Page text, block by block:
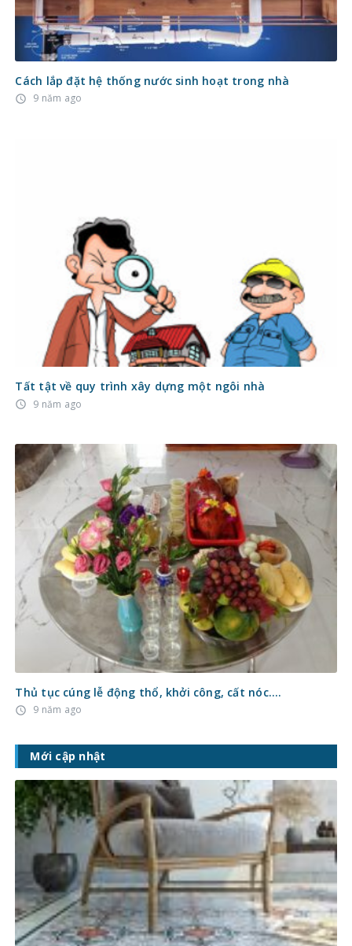
Cách lắp đặt hệ thống nước sinh hoạt trong nhà
access_time 9 năm ago
Tất tật về quy trình xây dựng một ngôi nhà
access_time 9 năm ago
Thủ tục cúng lễ động thổ, khởi công, cất nóc….
access_time 9 năm ago
Mới cập nhật